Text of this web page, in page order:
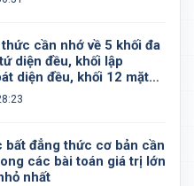
cần nhớ về 5 khối đa
diện đều, khối lập
diện đều, khối 12 mặt
đều
bất đẳng thức cơ bản cần
các bài toán giá trị lớn
nhất